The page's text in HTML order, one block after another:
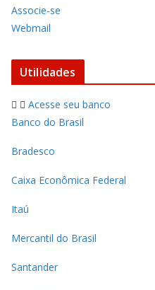
Associe-se
Webmail
Utilidades
Acesse seu banco
Banco do Brasil
Bradesco
Caixa Econômica Federal
Itaú
Mercantil do Brasil
Santander